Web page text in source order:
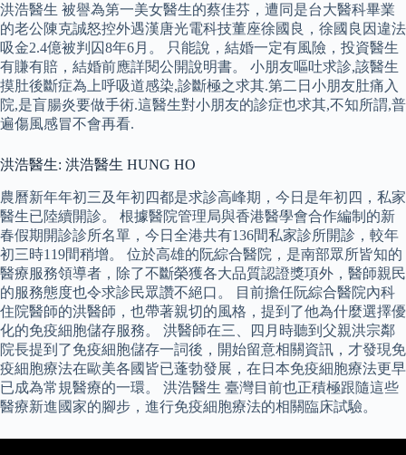
洪浩醫生 被譽為第一美女醫生的蔡佳芬，遭同是台大醫科畢業
的老公陳克誠怒控外遇漢唐光電科技董座徐國良，徐國良因違法
吸金2.4億被判囚8年6月。 只能說，結婚一定有風險，投資醫生
有賺有賠，結婚前應詳閱公開說明書。 小朋友嘔吐求診,該醫生
摸肚後斷症為上呼吸道感染,診斷極之求其.第二日小朋友肚痛入
院,是盲腸炎要做手術.這醫生對小朋友的診症也求其,不知所謂,普
遍傷風感冒不會再看.
洪浩醫生: 洪浩醫生 HUNG HO
農曆新年年初三及年初四都是求診高峰期，今日是年初四，私家
醫生已陸續開診。 根據醫院管理局與香港醫學會合作編制的新
春假期開診診所名單，今日全港共有136間私家診所開診，較年
初三時119間稍增。 位於高雄的阮綜合醫院，是南部眾所皆知的
醫療服務領導者，除了不斷榮獲各大品質認證獎項外，醫師親民
的服務態度也令求診民眾讚不絕口。 目前擔任阮綜合醫院內科
住院醫師的洪醫師，也帶著親切的風格，提到了他為什麼選擇優
化的免疫細胞儲存服務。 洪醫師在三、四月時聽到父親洪宗鄰
院長提到了免疫細胞儲存一詞後，開始留意相關資訊，才發現免
疫細胞療法在歐美各國皆已蓬勃發展，在日本免疫細胞療法更早
已成為常規醫療的一環。 洪浩醫生 臺灣目前也正積極跟隨這些
醫療新進國家的腳步，進行免疫細胞療法的相關臨床試驗。